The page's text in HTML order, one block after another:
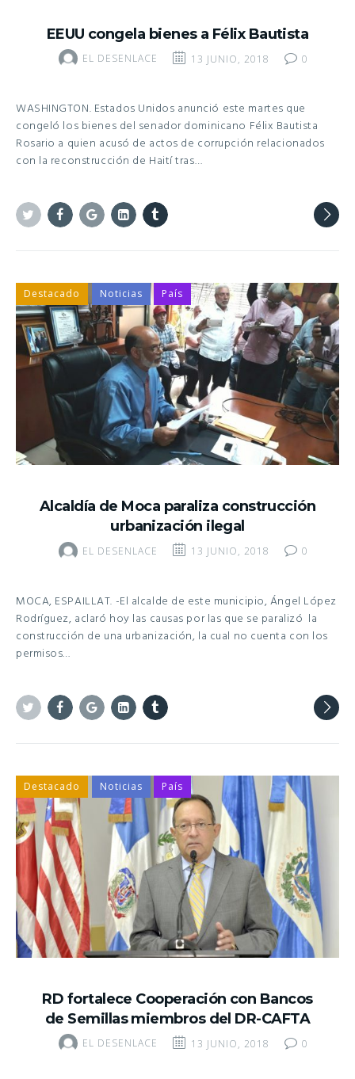
EEUU congela bienes a Félix Bautista
EL DESENLACE 13 JUNIO, 2018 0
WASHINGTON. Estados Unidos anunció este martes que
congeló los bienes del senador dominicano Félix Bautista
Rosario a quien acusó de actos de corrupción relacionados
con la reconstrucción de Haití tras…
Alcaldía de Moca paraliza construcción
urbanización ilegal
EL DESENLACE 13 JUNIO, 2018 0
Destacado Noticias País
MOCA, ESPAILLAT. -El alcalde de este municipio, Ángel López
Rodríguez, aclaró hoy las causas por las que se paralizó la
construcción de una urbanización, la cual no cuenta con los
permisos…
RD fortalece Cooperación con Bancos
de Semillas miembros del DR-CAFTA
EL DESENLACE 13 JUNIO, 2018 0
Destacado Noticias País